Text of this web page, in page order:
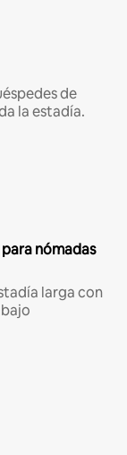
de
la estadía.
nómadas
larga con